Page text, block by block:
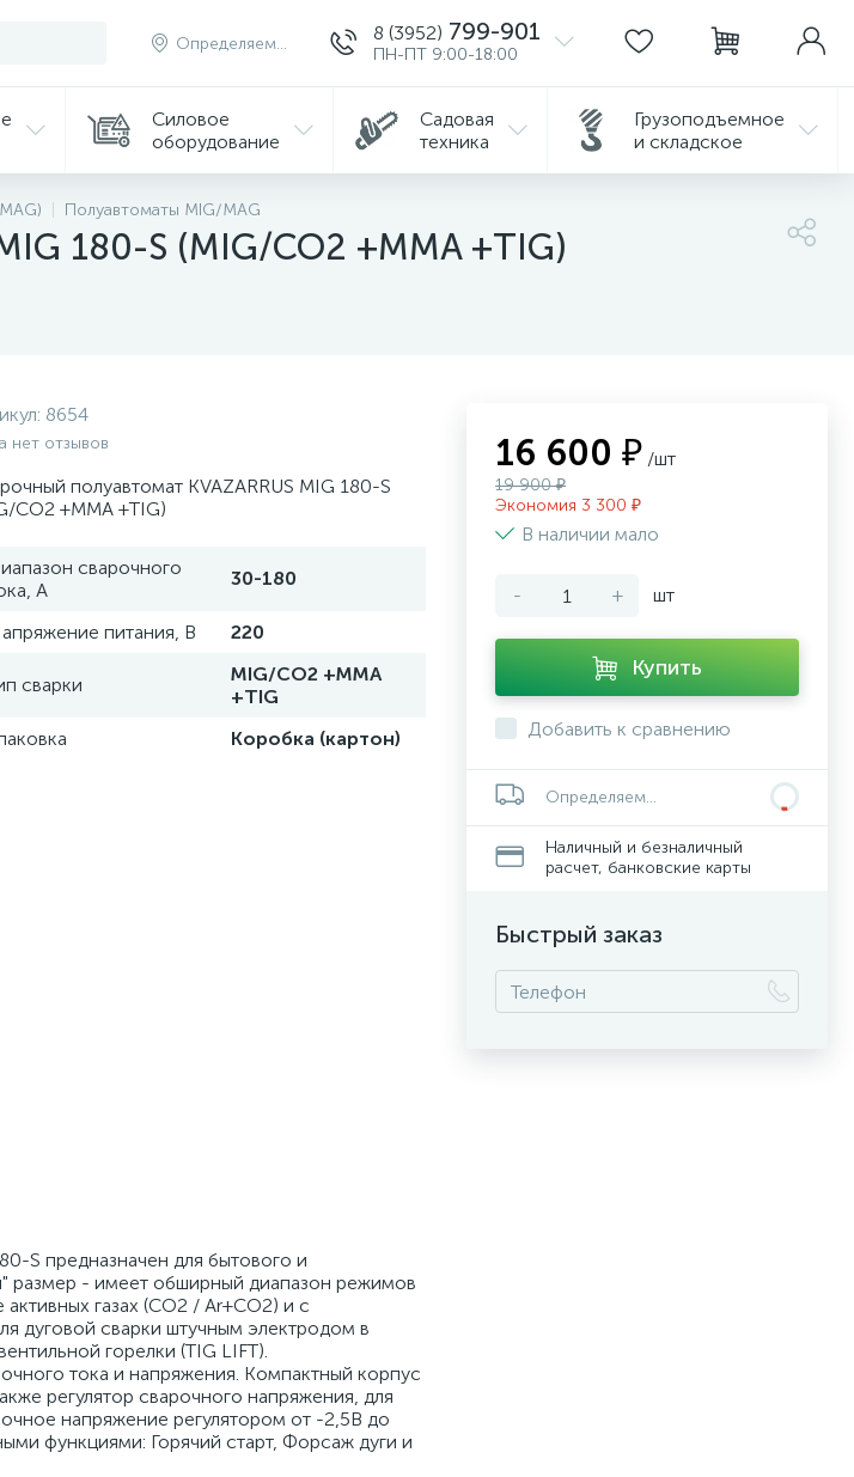
Определяем... 8 (3952) 799-901
ПН-ПТ 9:00-18:00
Силовое
оборудование
Садовая
техника
Грузоподъемное
и складское
Полуавтоматы MIG/MAG
180-S (MIG/CO2 +MMA +TIG)
8654
нет отзывов
полуавтомат KVAZARRUS MIG 180-S
CO2 +MMA +TIG)
сварочного
А
30-180
питания, В 220
сварки
MIG/CO2 +MMA
+TIG
Коробка (картон)
S предназначен для бытового и
размер - имеет обширный диапазон режимов
газах (CO2 / Ar+CO2) и с
дуговой сварки штучным электродом в
горелки (TIG LIFT).
тока и напряжения. Компактный корпус
регулятор сварочного напряжения, для
напряжение регулятором от -2,5В до
функциями: Горячий старт, Форсаж дуги и
16 600 ₽ /шт
19 900 ₽
Экономия 3 300 ₽
В наличии мало
- + шт
Купить
Добавить к сравнению
Определяем...
Наличный и безналичный
расчет, банковские карты
Быстрый заказ